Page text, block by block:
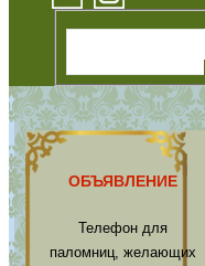
ОБЪЯВЛЕНИЕ
Телефон для
паломниц, желающих